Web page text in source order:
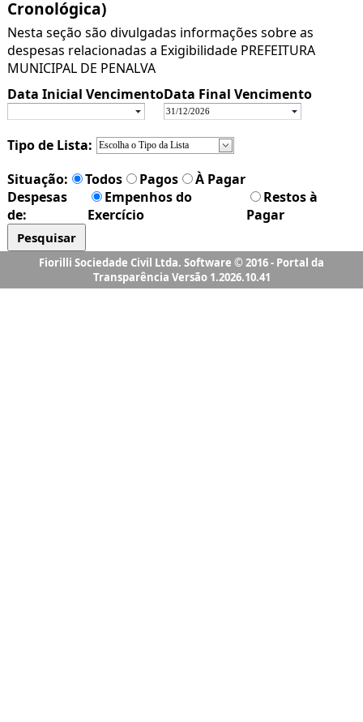
Fiorilli Sociedade Civil Ltda. Software © 2016 - Portal da
Transparência Versão 1.2026.10.41